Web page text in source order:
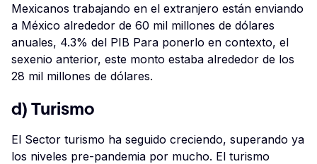
Mexicanos trabajando en el extranjero están enviando
a México alrededor de 60 mil millones de dólares
anuales, 4.3% del PIB Para ponerlo en contexto, el
sexenio anterior, este monto estaba alrededor de los
28 mil millones de dólares.
d) Turismo
El Sector turismo ha seguido creciendo, superando ya
los niveles pre-pandemia por mucho. El turismo